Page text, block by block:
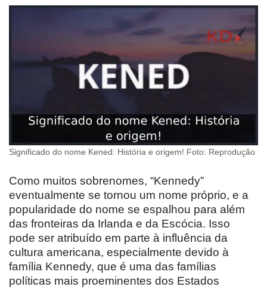
Significado do nome Kened: História e origem! Foto: Reprodução
Como muitos sobrenomes, “Kennedy”
eventualmente se tornou um nome próprio, e a
popularidade do nome se espalhou para além
das fronteiras da Irlanda e da Escócia. Isso
pode ser atribuído em parte à influência da
cultura americana, especialmente devido à
família Kennedy, que é uma das famílias
políticas mais proeminentes dos Estados